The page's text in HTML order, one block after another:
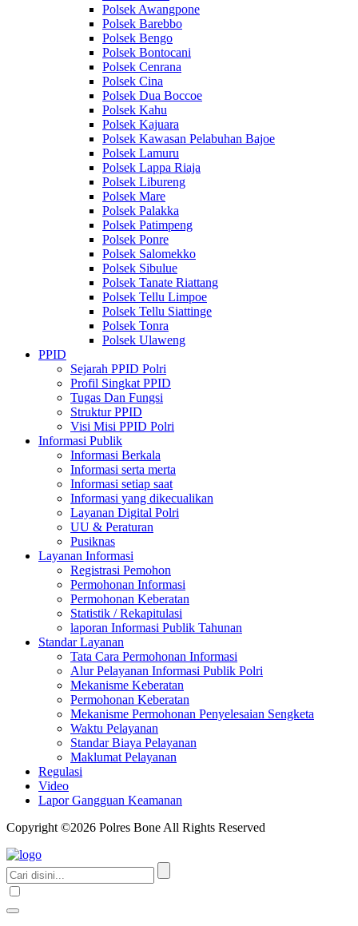
Polsek Awangpone
Polsek Barebbo
Polsek Bengo
Polsek Bontocani
Polsek Cenrana
Polsek Cina
Polsek Dua Boccoe
Polsek Kahu
Polsek Kajuara
Polsek Kawasan Pelabuhan Bajoe
Polsek Lamuru
Polsek Lappa Riaja
Polsek Libureng
Polsek Mare
Polsek Palakka
Polsek Patimpeng
Polsek Ponre
Polsek Salomekko
Polsek Sibulue
Polsek Tanate Riattang
Polsek Tellu Limpoe
Polsek Tellu Siattinge
Polsek Tonra
Polsek Ulaweng
PPID
Sejarah PPID Polri
Profil Singkat PPID
Tugas Dan Fungsi
Struktur PPID
Visi Misi PPID Polri
Informasi Publik
Informasi Berkala
Informasi serta merta
Informasi setiap saat
Informasi yang dikecualikan
Layanan Digital Polri
UU & Peraturan
Pusiknas
Layanan Informasi
Registrasi Pemohon
Permohonan Informasi
Permohonan Keberatan
Statistik / Rekapitulasi
laporan Informasi Publik Tahunan
Standar Layanan
Tata Cara Permohonan Informasi
Alur Pelayanan Informasi Publik Polri
Mekanisme Keberatan
Permohonan Keberatan
Mekanisme Permohonan Penyelesaian Sengketa
Waktu Pelayanan
Standar Biaya Pelayanan
Maklumat Pelayanan
Regulasi
Video
Lapor Gangguan Keamanan
Copyright ©2026 Polres Bone All Rights Reserved